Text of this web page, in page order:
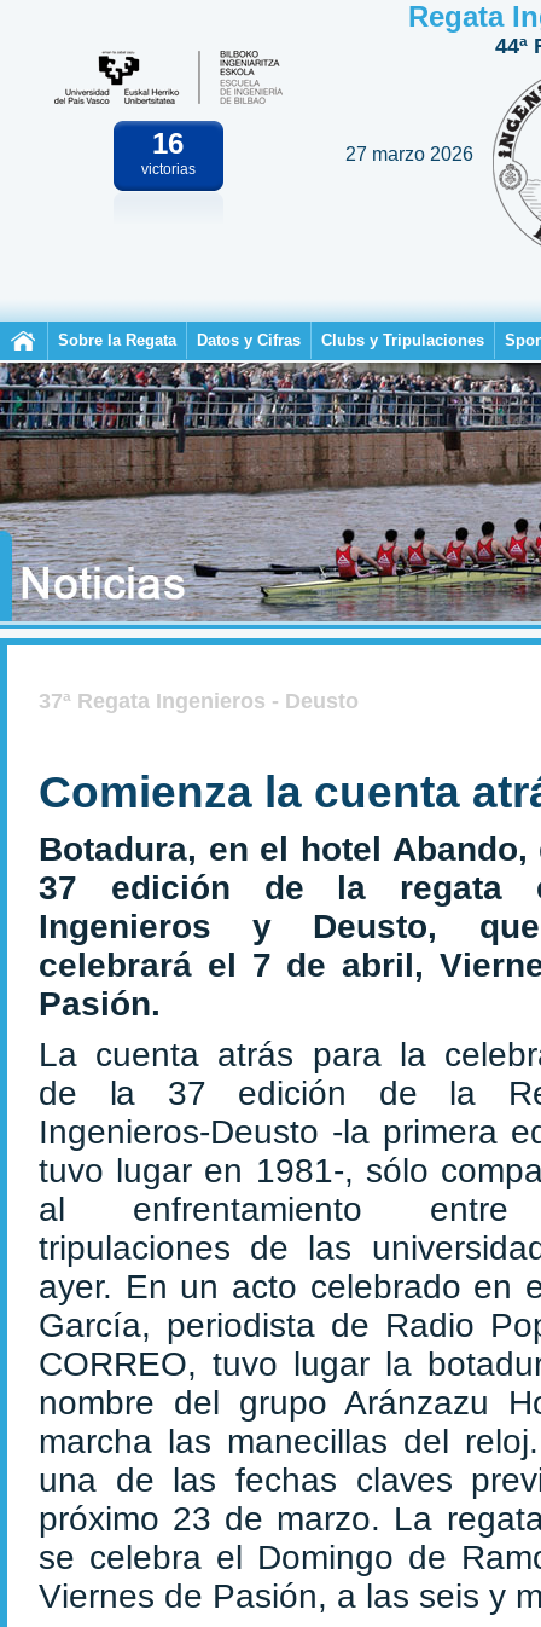
16
victorias
Regata
44ª
27 marzo 2026
Sobre la Regata Datos y Cifras Clubs y Tripulaciones
37ª Regata Ingenieros - Deusto
Comienza la cuenta
Botadura, en el hotel Abando,
37 edición de la regata
Ingenieros y Deusto,
celebrará el 7 de abril,
Pasión.
La cuenta atrás para la
de la 37 edición de la
Ingenieros-Deusto -la primera
tuvo lugar en 1981-, sólo
al enfrentamiento
tripulaciones de las
ayer. En un acto celebrado en
García, periodista de Radio
CORREO, tuvo lugar la
nombre del grupo Aránzazu
marcha las manecillas del
una de las fechas claves
próximo 23 de marzo. La
se celebra el Domingo de
Viernes de Pasión, a las seis y